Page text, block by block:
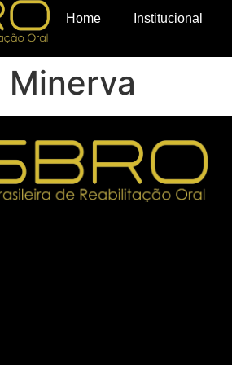
Home Institucional
Minerva